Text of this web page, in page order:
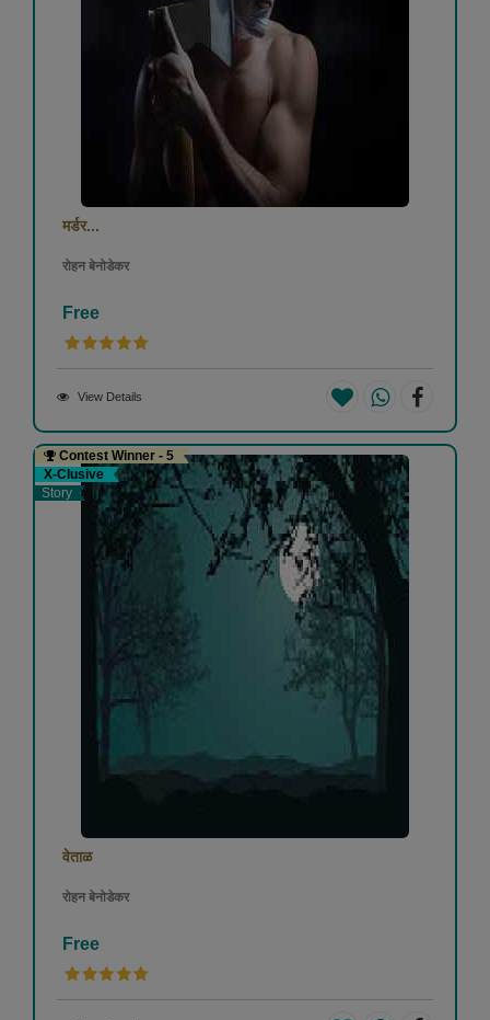
मर्डर...
रोहन बेनोडेकर
Free
View Details
Contest Winner - 5
X-Clusive
Story
वेताळ
रोहन बेनोडेकर
Free